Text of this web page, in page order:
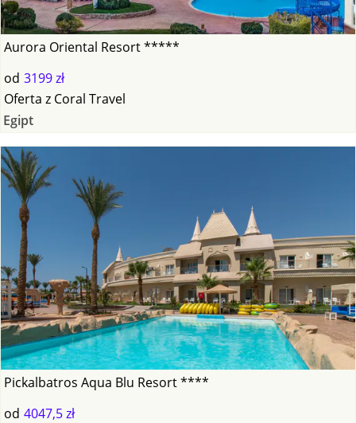
Aurora Oriental Resort *****
od 3199 zł
Oferta z Coral Travel
Egipt
Pickalbatros Aqua Blu Resort ****
od 4047,5 zł